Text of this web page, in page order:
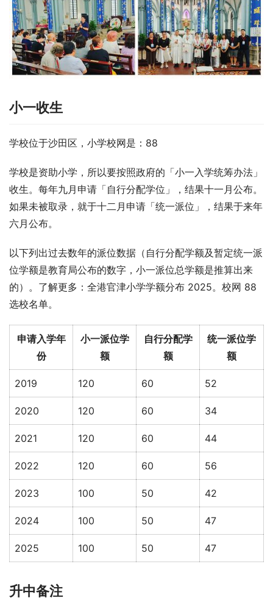
小一收生
学校位于沙田区，小学校网是：88
学校是资助小学，所以要按照政府的「小一入学统筹办法」
收生。每年九月申请「自行分配学位」，结果十一月公布。
如果未被取录，就于十二月申请「统一派位」，结果于来年
六月公布。
以下列出过去数年的派位数据（自行分配学额及暂定统一派
位学额是教育局公布的数字，小一派位总学额是推算出来
的）。了解更多：全港官津小学学额分布 2025。校网 88
选校名单。
申请入学年
份
小一派位学
额
自行分配学
额
统一派位学
额
2019 120 60 52
2020 120 60 34
2021 120 60 44
2022 120 60 56
2023 100 50 42
2024 100 50 47
2025 100 50 47
升中备注